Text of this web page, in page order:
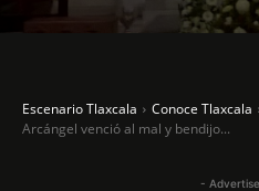
Escenario Tlaxcala Conoce Tlaxcala
Arcángel venció al mal y bendijo...
-